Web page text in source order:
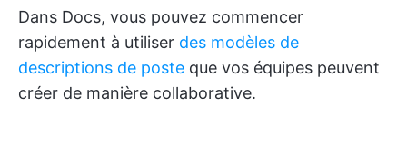
Dans Docs, vous pouvez commencer
rapidement à utiliser des modèles de
descriptions de poste que vos équipes peuvent
créer de manière collaborative.